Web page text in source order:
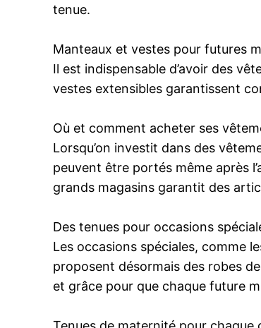
tenue.
Manteaux et vestes pour futures
Il est indispensable d’avoir des
vestes extensibles garantissent
Où et comment acheter ses
Lorsqu’on investit dans des
peuvent être portés même après
grands magasins garantit des
Des tenues pour occasions
Les occasions spéciales, comme
proposent désormais des robes
et grâce pour que chaque future